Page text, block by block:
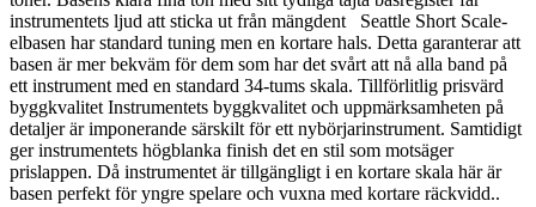
instrumentets ljud att sticka ut från mängdent Seattle Short Scale-
elbasen har standard tuning men en kortare hals. Detta garanterar att
basen är mer bekväm för dem som har det svårt att nå alla band på
ett instrument med en standard 34-tums skala. Tillförlitlig prisvärd
byggkvalitet Instrumentets byggkvalitet och uppmärksamheten på
detaljer är imponerande särskilt för ett nybörjarinstrument. Samtidigt
ger instrumentets högblanka finish det en stil som motsäger
prislappen. Då instrumentet är tillgängligt i en kortare skala här är
basen perfekt för yngre spelare och vuxna med kortare räckvidd..